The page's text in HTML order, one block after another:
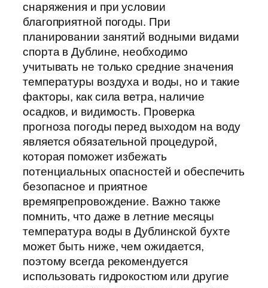
снаряжения и при условии
благоприятной погоды. При
планировании занятий водными видами
спорта в Дублине, необходимо
учитывать не только средние значения
температуры воздуха и воды, но и такие
факторы, как сила ветра, наличие
осадков, и видимость. Проверка
прогноза погоды перед выходом на воду
является обязательной процедурой,
которая поможет избежать
потенциальных опасностей и обеспечить
безопасное и приятное
времяпрепровождение. Важно также
помнить, что даже в летние месяцы
температура воды в Дублинской бухте
может быть ниже, чем ожидается,
поэтому всегда рекомендуется
использовать гидрокостюм или другие